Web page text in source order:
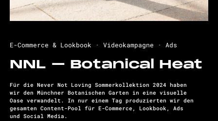
E-Commerce & Lookbook · Videokampagne · Ads
NNL – Botanical Heat
Für die Never Not Loving Sommerkollektion 2024 haben
wir den Münchner Botanischen Garten in eine visuelle
Oase verwandelt. In nur einem Tag produzierten wir den
gesamten Content-Pool für E-Commerce, Lookbook, Ads
und Social Media.